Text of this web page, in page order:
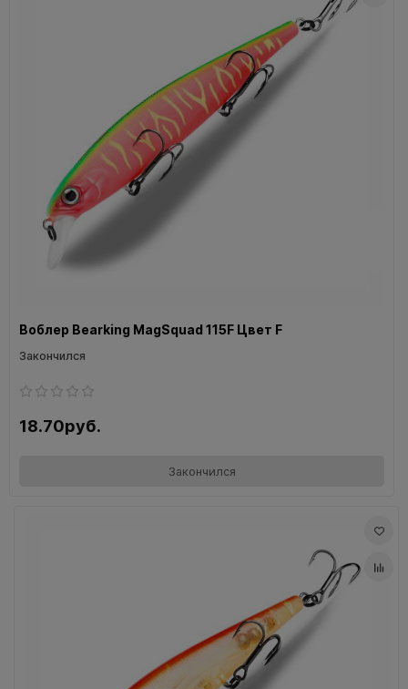
Воблер Bearking MagSquad 115F Цвет F
Закончился
18.70руб.
Закончился